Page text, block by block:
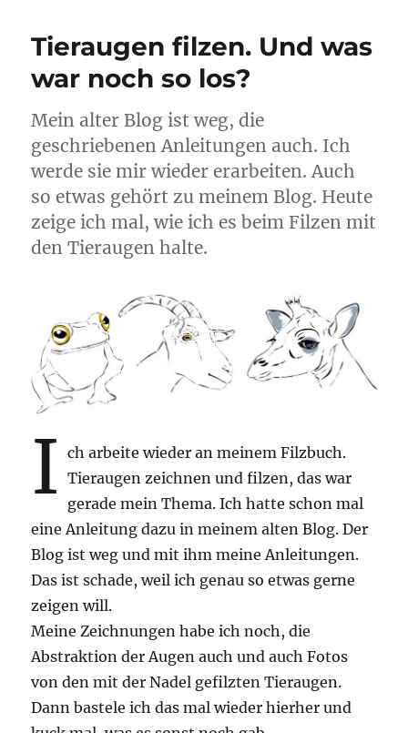
lässt
freiliegende
Nerven
Tieraugen filzen. Und was
war noch so los?
Mein alter Blog ist weg, die
geschriebenen Anleitungen auch. Ich
werde sie mir wieder erarbeiten. Auch
so etwas gehört zu meinem Blog. Heute
zeige ich mal, wie ich es beim Filzen mit
den Tieraugen halte.
I
ch arbeite wieder an meinem Filzbuch.
Tieraugen zeichnen und filzen, das war
gerade mein Thema. Ich hatte schon mal
eine Anleitung dazu in meinem alten Blog. Der
Blog ist weg und mit ihm meine Anleitungen.
Das ist schade, weil ich genau so etwas gerne
zeigen will.
Meine Zeichnungen habe ich noch, die
Abstraktion der Augen auch und auch Fotos
von den mit der Nadel gefilzten Tieraugen.
Dann bastele ich das mal wieder hierher und